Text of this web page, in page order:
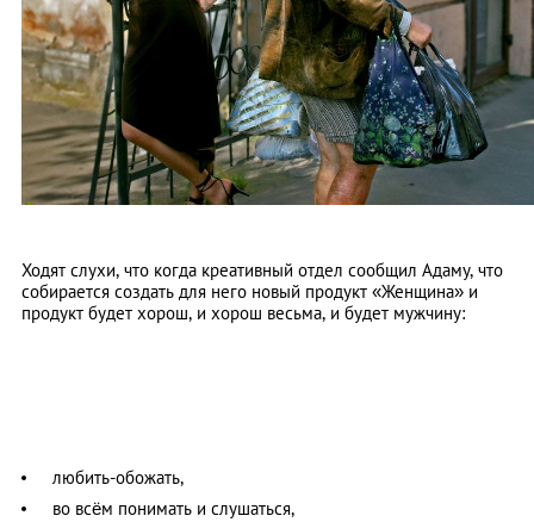
Ходят слухи, что когда креативный отдел сообщил Адаму, что
собирается создать для него новый продукт «Женщина» и
продукт будет хорош, и хорош весьма, и будет мужчину:
любить-обожать,
во всём понимать и слушаться,